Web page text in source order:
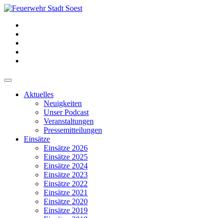
Aktuelles
Neuigkeiten
Unser Podcast
Veranstaltungen
Pressemitteilungen
Einsätze
Einsätze 2026
Einsätze 2025
Einsätze 2024
Einsätze 2023
Einsätze 2022
Einsätze 2021
Einsätze 2020
Einsätze 2019